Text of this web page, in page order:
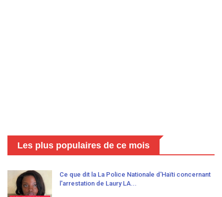
Les plus populaires de ce mois
Ce que dit la La Police Nationale d'Haïti concernant
l'arrestation de Laury LA...